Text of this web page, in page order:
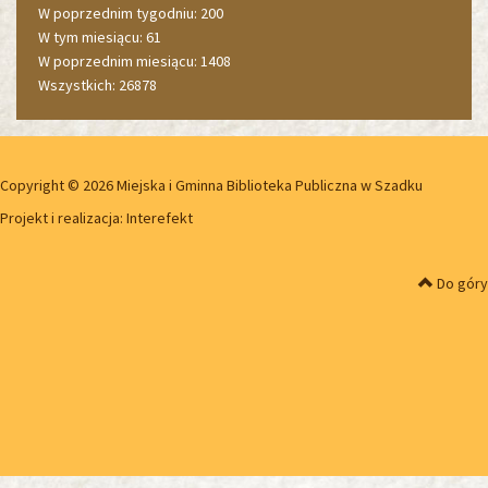
W poprzednim tygodniu: 200
W tym miesiącu: 61
W poprzednim miesiącu: 1408
Wszystkich: 26878
Copyright © 2026 Miejska i Gminna Biblioteka Publiczna w Szadku
Projekt i realizacja: Interefekt
Do góry